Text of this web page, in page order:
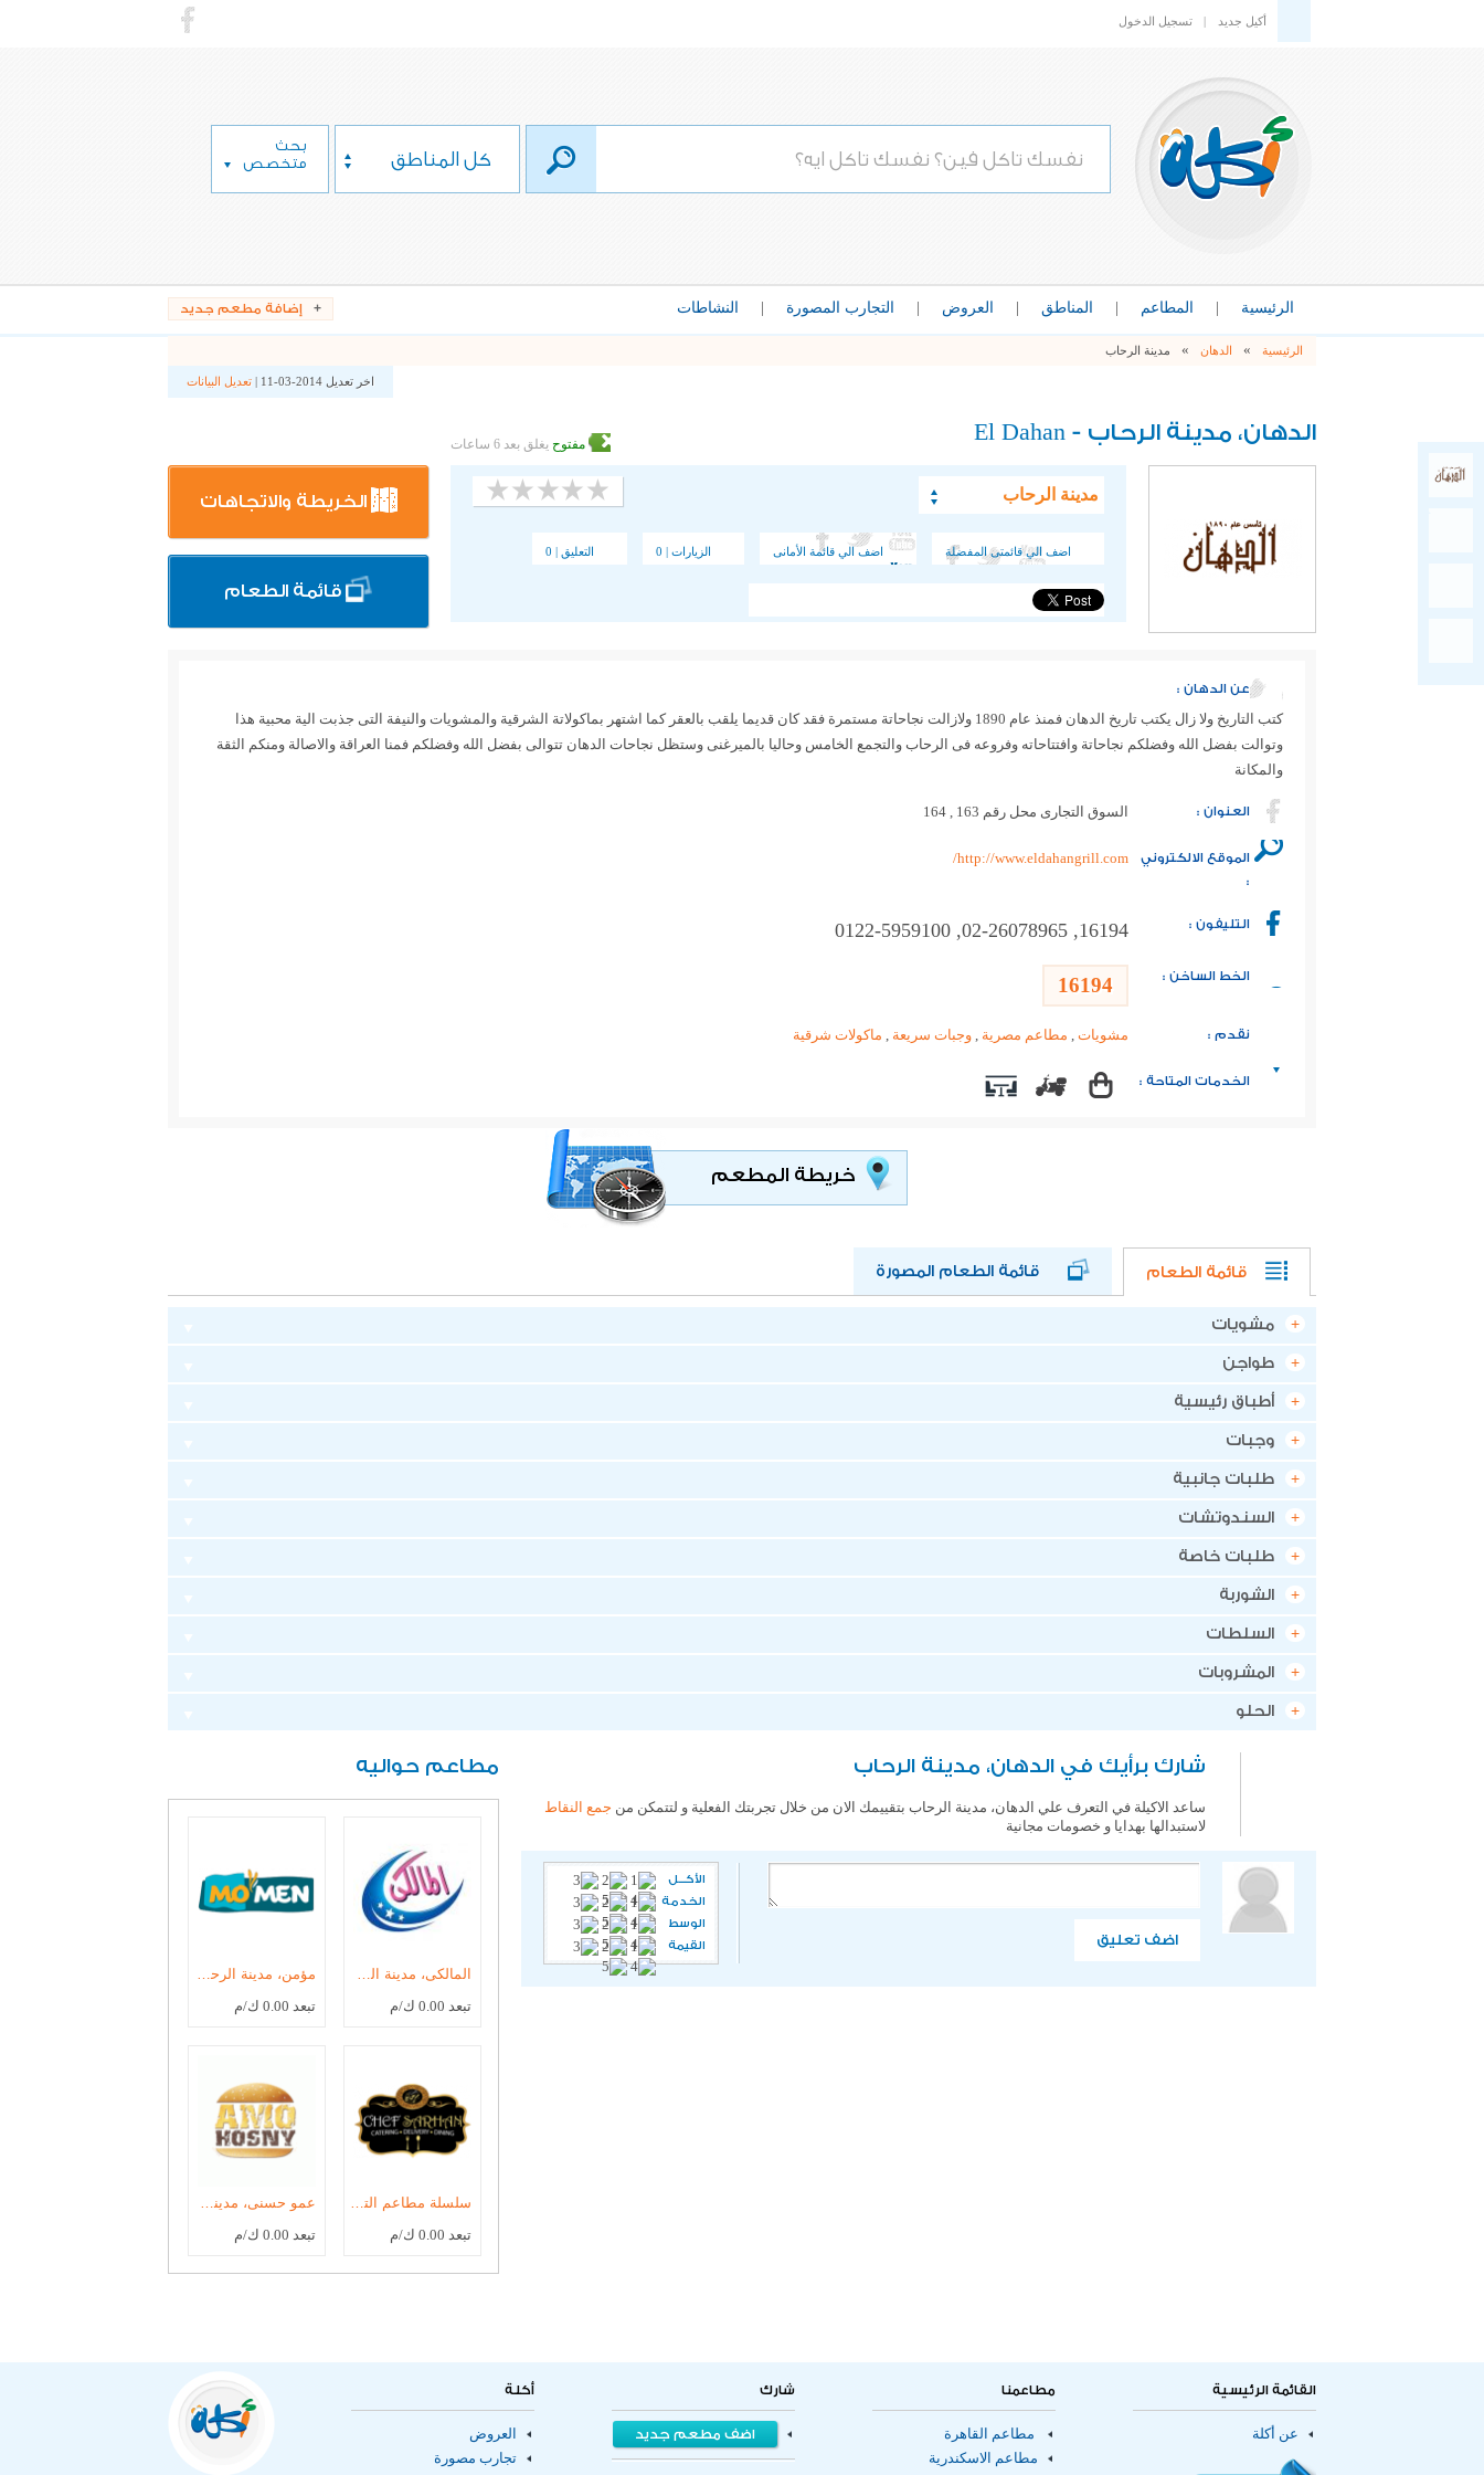
أكيل جديد | تسجيل الدخول
كل المناطق
بحث
متخصص
الرئيسية المطاعم المناطق العروض التجارب المصورة النشاطات إضافة مطعم جديد
الرئيسية » الدهان » مدينة الرحاب
الدهان، مدينة الرحاب - El Dahan
اخر تعديل 2014-03-11 | تعديل البيانات
مدينة الرحاب
اضف الي قائمتى المفضلة اضف الي قائمة الأمانى الزيارات | 0 التعليق | 0
مفتوح يغلق بعد 6 ساعات
الخريطة والاتجاهات
قائمة الطعام
عن الدهان :
كتب التاريخ ولا زال يكتب تاريخ الدهان فمنذ عام 1890 ولازالت نجاحاتة مستمرة فقد كان قديما يلقب بالعقر كما اشتهر بماكولاتة الشرقية والمشويات والنيفة التى جذبت الية محبية هذا
وتوالت بفضل الله وفضلكم نجاحاتة وافتتاحاته وفروعه فى الرحاب والتجمع الخامس وحاليا بالميرغنى وستظل نجاحات الدهان تتوالى بفضل الله وفضلكم فمنا العراقة والاصالة ومنكم الثقة
والمكانة
العنوان : السوق التجارى محل رقم 163 , 164
الموقع الالكتروني
:
http://www.eldahangrill.com/
التليفون : 16194, 02-26078965, 0122-5959100
الخط الساخن : 16194
نقدم : مشويات , مطاعم مصرية , وجبات سريعة , ماكولات شرقية
الخدمات المتاحة :
خريطة المطعم
قائمة الطعام قائمة الطعام المصورة
مشويات
طواجن
أطباق رئيسية
وجبات
طلبات جانبية
السندوتشات
طلبات خاصة
الشوربة
السلطات
المشروبات
الحلو
مطاعم حواليه
تبعد 0.00 ك/م تبعد 0.00 ك/م
تبعد 0.00 ك/م تبعد 0.00 ك/م
شارك برأيك في الدهان، مدينة الرحاب
ساعد الاكيلة في التعرف علي الدهان، مدينة الرحاب بتقييمك الان من خلال تجربتك الفعلية و لتتمكن من جمع النقاط
لاستبدالها بهدايا و خصومات مجانية
اضف تعليق
الأكـــل
الخدمة
الوسط
القيمة
القائمة الرئيسية
عن أكلة
مطاعمنا
مطاعم القاهرة
مطاعم الاسكندرية
شارك
اضف مطعم جديد
أكلة
العروض
تجارب مصورة